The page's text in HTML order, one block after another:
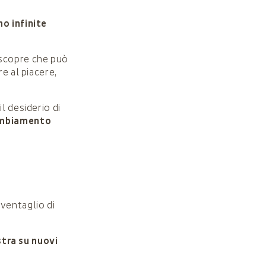
infinite
che può
al piacere,
desiderio di
di
su nuovi